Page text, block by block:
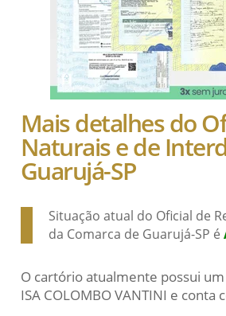
Mais detalhes do
Naturais e de
Guarujá-SP
Situação atual do Oficial de
da Comarca de Guarujá-SP é
O cartório atualmente possui
ISA COLOMBO VANTINI e conta